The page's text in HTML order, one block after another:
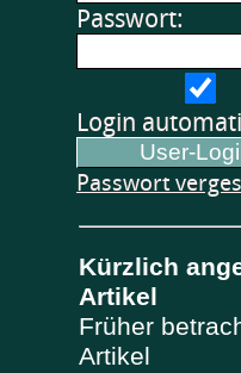
Passwort:
Login
Passwort
Kürzlich
Artikel
Früher
Artikel